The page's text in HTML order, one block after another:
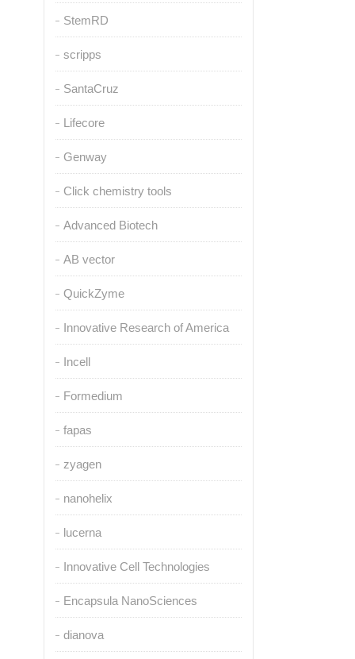
StemRD
scripps
SantaCruz
Lifecore
Genway
Click chemistry tools
Advanced Biotech
AB vector
QuickZyme
Innovative Research of America
Incell
Formedium
fapas
zyagen
nanohelix
lucerna
Innovative Cell Technologies
Encapsula NanoSciences
dianova